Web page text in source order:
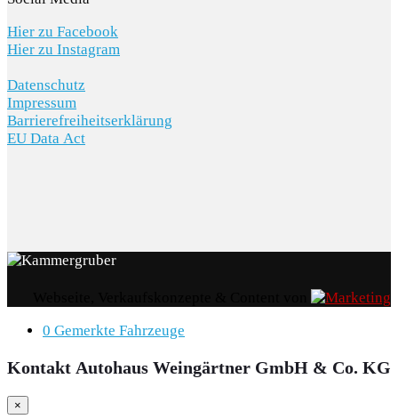
Hier zu Facebook
Hier zu Instagram
Datenschutz
Impressum
Barrierefreiheitserklärung
EU Data Act
0 Gemerkte Fahrzeuge
Kontakt Autohaus Weingärtner GmbH & Co. KG
×